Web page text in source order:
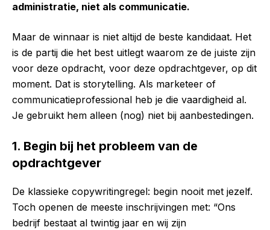
administratie, niet als communicatie.
Maar de winnaar is niet altijd de beste kandidaat. Het
is de partij die het best uitlegt waarom ze de juiste zijn
voor deze opdracht, voor deze opdrachtgever, op dit
moment. Dat is storytelling. Als marketeer of
communicatieprofessional heb je die vaardigheid al.
Je gebruikt hem alleen (nog) niet bij aanbestedingen.
1. Begin bij het probleem van de
opdrachtgever
De klassieke copywritingregel: begin nooit met jezelf.
Toch openen de meeste inschrijvingen met: “Ons
bedrijf bestaat al twintig jaar en wij zijn